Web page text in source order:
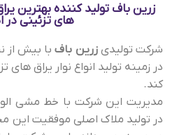
زرین باف تولید کننده بهترین
های تزئینی در
شرکت تولیدیزرین بافبا بیش از
در زمینه تولید انواع نوار یراق
کند.
مدیریت این شرکت با خط مشی
در تولید ملاک اصلی موفقیت این